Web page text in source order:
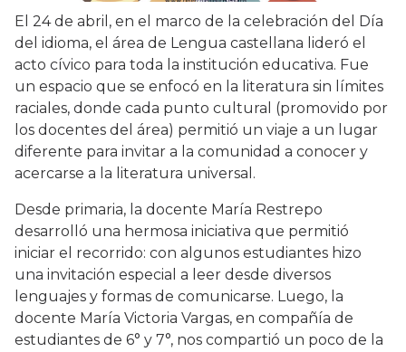
El 24 de abril, en el marco de la celebración del Día
del idioma, el área de Lengua castellana lideró el
acto cívico para toda la institución educativa. Fue
un espacio que se enfocó en la literatura sin límites
raciales, donde cada punto cultural (promovido por
los docentes del área) permitió un viaje a un lugar
diferente para invitar a la comunidad a conocer y
acercarse a la literatura universal.
Desde primaria, la docente María Restrepo
desarrolló una hermosa iniciativa que permitió
iniciar el recorrido: con algunos estudiantes hizo
una invitación especial a leer desde diversos
lenguajes y formas de comunicarse. Luego, la
docente María Victoria Vargas, en compañía de
estudiantes de 6° y 7°, nos compartió un poco de la